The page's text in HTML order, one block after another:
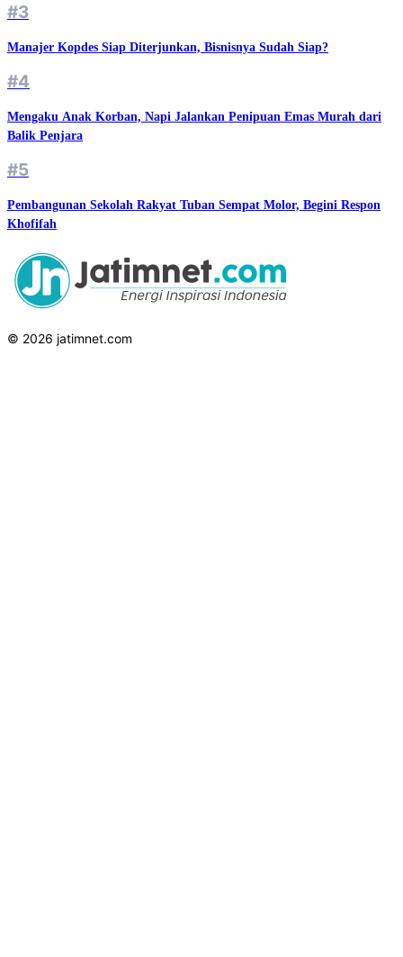
#3
Manajer Kopdes Siap Diterjunkan, Bisnisnya Sudah Siap?
#4
Mengaku Anak Korban, Napi Jalankan Penipuan Emas Murah dari
Balik Penjara
#5
Pembangunan Sekolah Rakyat Tuban Sempat Molor, Begini Respon
Khofifah
© 2026 jatimnet.com